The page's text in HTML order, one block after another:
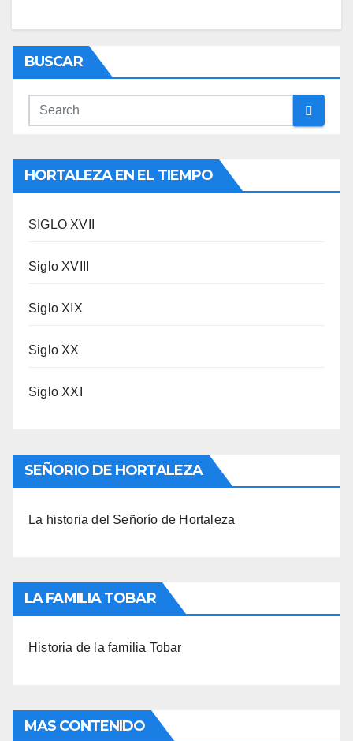
BUSCAR
HORTALEZA EN EL TIEMPO
SIGLO XVII
Siglo XVIII
Siglo XIX
Siglo XX
Siglo XXI
SEÑORIO DE HORTALEZA
La historia del Señorío de Hortaleza
LA FAMILIA TOBAR
Historia de la familia Tobar
MAS CONTENIDO